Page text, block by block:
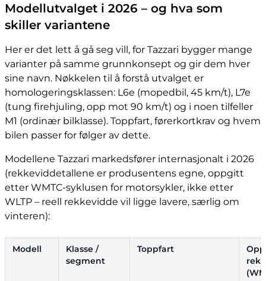
Modellutvalget i 2026 – og hva som
skiller variantene
Her er det lett å gå seg vill, for Tazzari bygger mange
varianter på samme grunnkonsept og gir dem hver
sine navn. Nøkkelen til å forstå utvalget er
homologeringsklassen: L6e (mopedbil, 45 km/t), L7e
(tung firehjuling, opp mot 90 km/t) og i noen tilfeller
M1 (ordinær bilklasse). Toppfart, førerkortkrav og hvem
bilen passer for følger av dette.
Modellene Tazzari markedsfører internasjonalt i 2026
(rekkeviddetallene er produsentens egne, oppgitt
etter WMTC-syklusen for motorsykler, ikke etter
WLTP – reell rekkevidde vil ligge lavere, særlig om
vinteren):
Modell
Klasse /
segment
Toppfart